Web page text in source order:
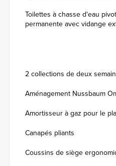
Toilettes à chasse d'eau
permanente avec vidange
2 collections de deux
Aménagement Nussbaum
Amortisseur à gaz pour le
Canapés pliants
Coussins de siège